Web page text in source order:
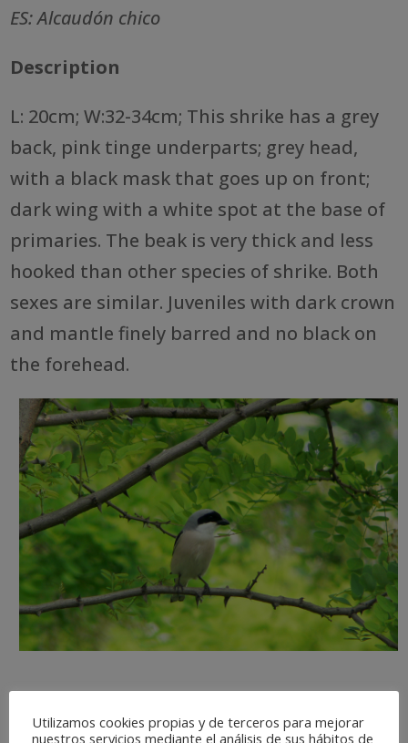
ES: Alcaudón chico
Description
L: 20cm; W:32-34cm; This shrike has a grey
back, pink tinge underparts; grey head,
with a black mask that goes up on front;
dark wing with a white spot at the base of
primaries. The beak is very thick and less
hooked than other species of shrike. Both
sexes are similar. Juveniles with dark crown
and mantle finely barred and no black on
the forehead.
Utilizamos cookies propias y de terceros para mejorar
nuestros servicios mediante el análisis de sus hábitos de